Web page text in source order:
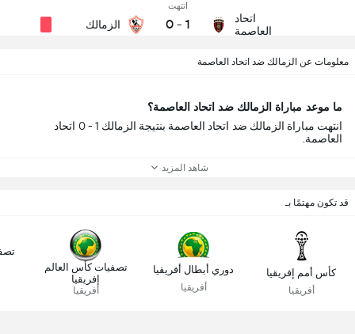
اتحاد
العاصمة
انتهت
1
-
0 الزمالك
معلومات عن الزمالك ضد اتحاد العاصمة
ما موعد مباراة الزمالك ضد اتحاد العاصمة؟
انتهت مباراة الزمالك ضد اتحاد العاصمة بنتيجة الزمالك 1 - 0 اتحاد
العاصمة.
شاهد المزيد
قد تكون مهتمًا بـ
كأس أمم إفريقيا
أفريقيا
دوري أبطال أفريقيا
أفريقيا
تصفيات كأس العالم
إفريقيا
أفريقيا